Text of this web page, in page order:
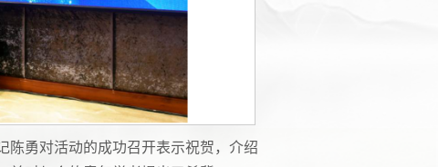
陈勇对活动的成功召开表示祝贺，介绍